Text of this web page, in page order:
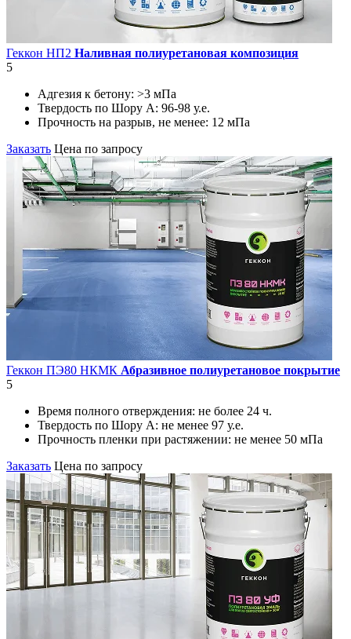
Геккон НП2 Наливная полиуретановая композиция
5
Адгезия к бетону: >3 мПа
Твердость по Шору А: 96-98 у.е.
Прочность на разрыв, не менее: 12 мПа
Заказать Цена по запросу
Геккон ПЭ80 НКМК Абразивное полиуретановое покрытие
5
Время полного отверждения: не более 24 ч.
Твердость по Шору А: не менее 97 у.е.
Прочность пленки при растяжении: не менее 50 мПа
Заказать Цена по запросу